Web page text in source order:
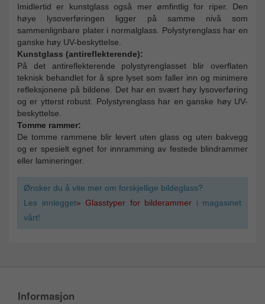
Imidlertid er kunstglass også mer ømfintlig for riper. Den
høye lysoverføringen ligger på samme nivå som
sammenlignbare plater i normalglass. Polystyrenglass har en
ganske høy UV-beskyttelse.
Kunstglass (antireflekterende):
På det antireflekterende polystyrenglasset blir overflaten
teknisk behandlet for å spre lyset som faller inn og minimere
refleksjonene på bildene. Det har en svært høy lysoverføring
og er ytterst robust. Polystyrenglass har en ganske høy UV-
beskyttelse.
Tomme rammer:
De tomme rammene blir levert uten glass og uten bakvegg
og er spesielt egnet for innramming av festede blindrammer
eller lamineringer.
Ønsker du å vite mer om forskjellige bildeglass?
Les innlegget» Glasstyper for bilderammer i magasinet
vårt!
Informasjon